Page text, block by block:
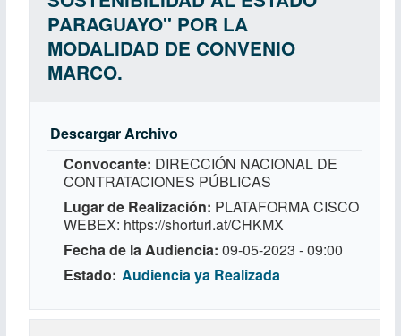
PARAGUAYO'' POR LA
MODALIDAD DE CONVENIO
MARCO.
Descargar Archivo
Convocante DIRECCIÓN NACIONAL DE
CONTRATACIONES PÚBLICAS
Lugar de Realización PLATAFORMA CISCO
WEBEX: https://shorturl.at/CHKMX
Fecha de la Audiencia 09-05-2023 - 09:00
Estado Audiencia ya Realizada